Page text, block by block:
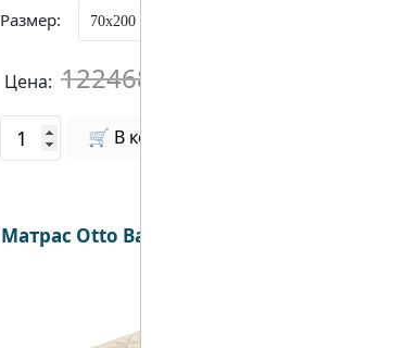
Размер:
Цена: 122468
🛒 В корзину
Матрас Otto Bayer Sunrise Lattice 2